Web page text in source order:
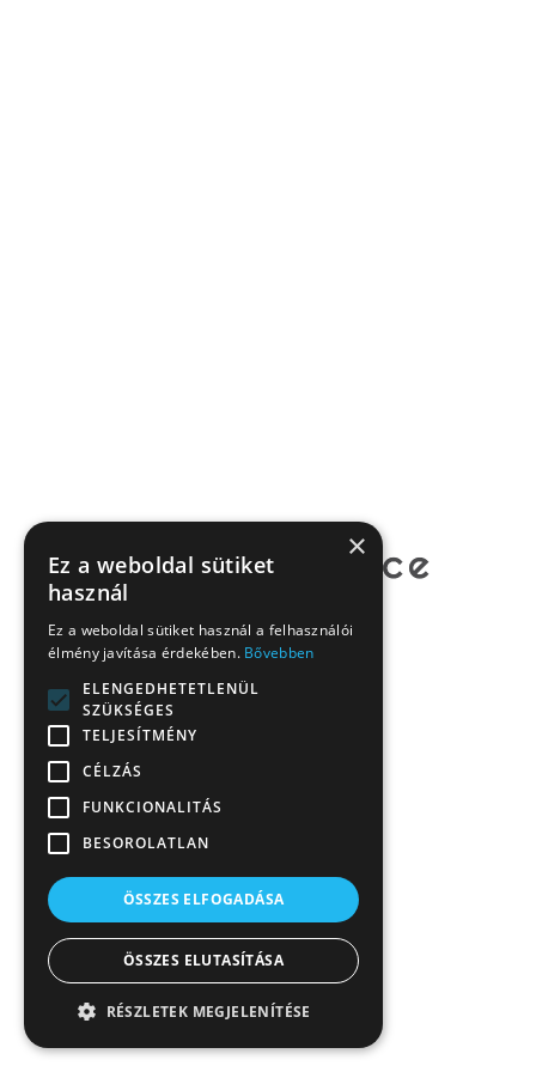
×
Ez a weboldal sütiket
használ
Ez a weboldal sütiket használ a felhasználói
élmény javítása érdekében. Bővebben
ELENGEDHETETLENÜL
SZÜKSÉGES
TELJESÍTMÉNY
CÉLZÁS
FUNKCIONALITÁS
BESOROLATLAN
ÖSSZES ELFOGADÁSA
ÖSSZES ELUTASÍTÁSA
RÉSZLETEK MEGJELENÍTÉSE